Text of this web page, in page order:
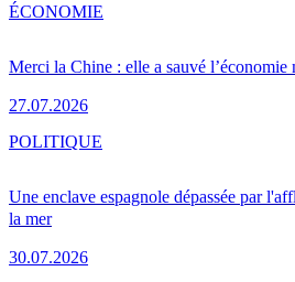
Merci la Chine : elle a sauvé l’économie
27.07.2026
ÉCONOMIE
Une enclave espagnole dépassée par
la mer
30.07.2026
POLITIQUE